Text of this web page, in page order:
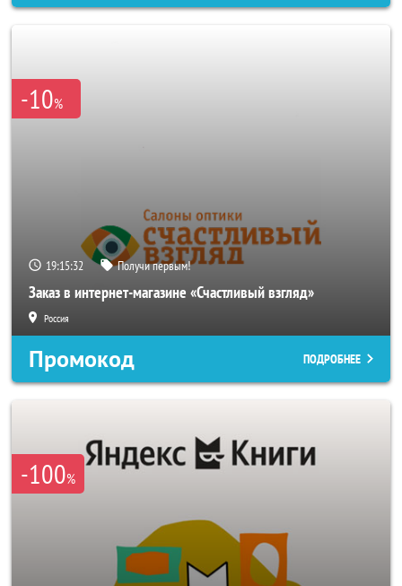
-10%
19:15:29 Получи первым!
Заказ в интернет-магазине «Счастливый взгляд»
Россия
Промокод ПОДРОБНЕЕ
-100%